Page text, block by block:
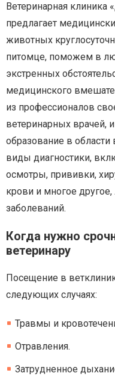
Ветеринарная клиника
предлагает
животных
питомце, поможем в
экстренных
медицинского
из профессионалов
ветеринарных
образование в
виды диагностики,
осмотры, прививки,
крови и многое
заболеваний.
Когда нужно
ветеринару
Посещение в
следующих случаях:
Травмы и
Отравления.
Затрудненное